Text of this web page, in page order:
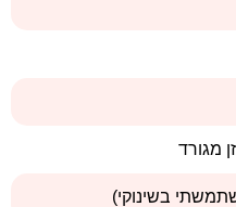
בשינוקי)